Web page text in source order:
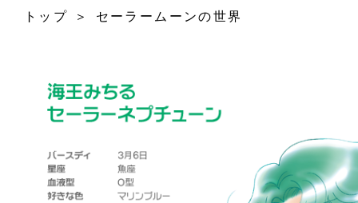
トップ セーラームーンの世界